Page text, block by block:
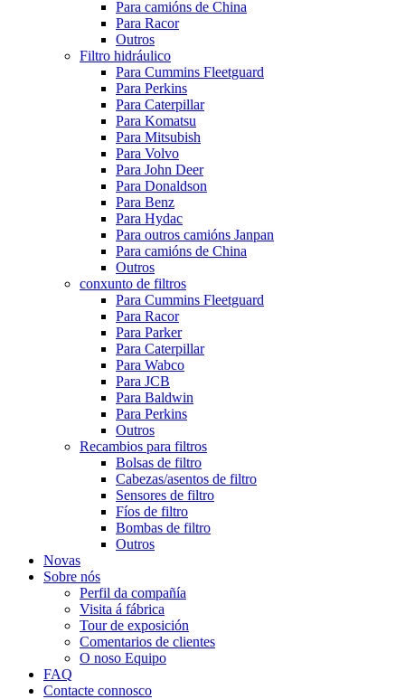
Para camións de China
Para Racor
Outros
Filtro hidráulico
Para Cummins Fleetguard
Para Perkins
Para Caterpillar
Para Komatsu
Para Mitsubish
Para Volvo
Para John Deer
Para Donaldson
Para Benz
Para Hydac
Para outros camións Janpan
Para camións de China
Outros
conxunto de filtros
Para Cummins Fleetguard
Para Racor
Para Parker
Para Caterpillar
Para Wabco
Para JCB
Para Baldwin
Para Perkins
Outros
Recambios para filtros
Bolsas de filtro
Cabezas/asentos de filtro
Sensores de filtro
Fíos de filtro
Bombas de filtro
Outros
Novas
Sobre nós
Perfil da compañía
Visita á fábrica
Tour de exposición
Comentarios de clientes
O noso Equipo
FAQ
Contacte connosco